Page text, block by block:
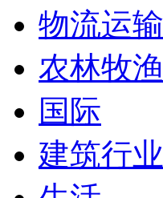
物流运输
农林牧渔
国际
建筑行